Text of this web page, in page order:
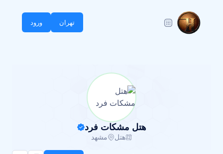
تهران ورود
هتل مشکات فرد
هتل مشهد